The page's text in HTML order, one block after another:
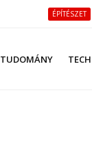
ÉPÍTÉSZET
TUDOMÁNY TECH